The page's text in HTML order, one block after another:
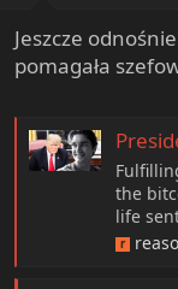
Jeszcze
pomagała
President
the
life